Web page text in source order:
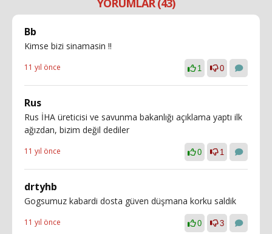
Bb
Kimse bizi sinamasin !!
11 yıl önce 1 0
Rus
Rus İHA üreticisi ve savunma bakanlığı açıklama yaptı ilk
ağızdan, bizim değil dediler
11 yıl önce 0 1
drtyhb
Gogsumuz kabardi dosta güven düşmana korku saldik
11 yıl önce 0 3